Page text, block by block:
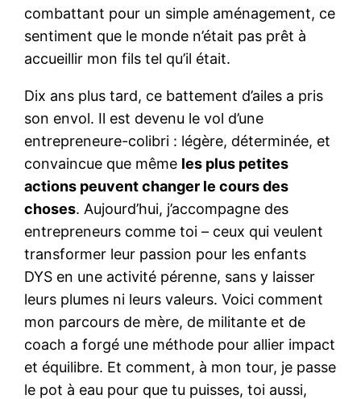
combattant pour un simple aménagement, ce
sentiment que le monde n’était pas prêt à
accueillir mon fils tel qu’il était.
Dix ans plus tard, ce battement d’ailes a pris
son envol. Il est devenu le vol d’une
entrepreneure-colibri : légère, déterminée, et
convaincue que même les plus petites
actions peuvent changer le cours des
choses. Aujourd’hui, j’accompagne des
entrepreneurs comme toi – ceux qui veulent
transformer leur passion pour les enfants
DYS en une activité pérenne, sans y laisser
leurs plumes ni leurs valeurs. Voici comment
mon parcours de mère, de militante et de
coach a forgé une méthode pour allier impact
et équilibre. Et comment, à mon tour, je passe
le pot à eau pour que tu puisses, toi aussi,